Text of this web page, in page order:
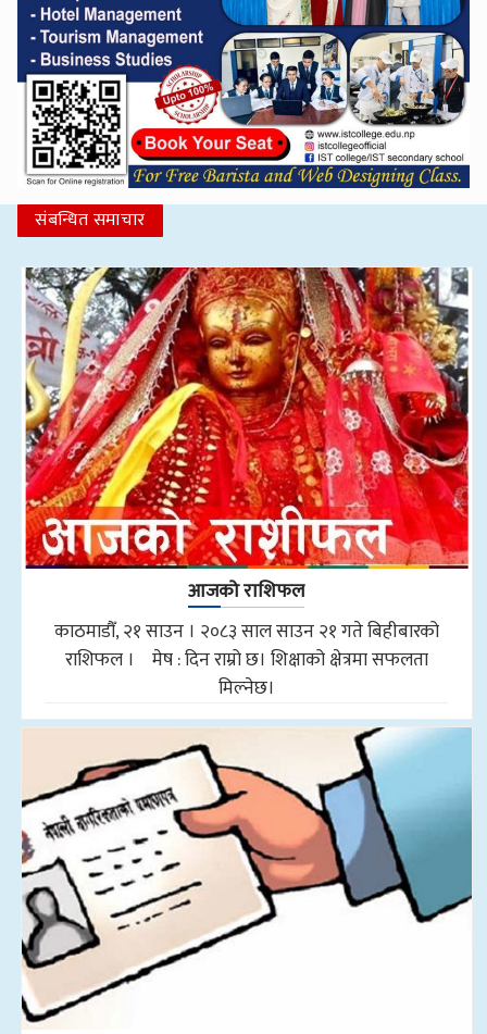
संबन्धित समाचार
आजको राशिफल
काठमाडौँ, २१ साउन । २०८३ साल साउन २१ गते बिहीबारको
राशिफल । मेष : दिन राम्रो छ। शिक्षाको क्षेत्रमा सफलता
मिल्नेछ।